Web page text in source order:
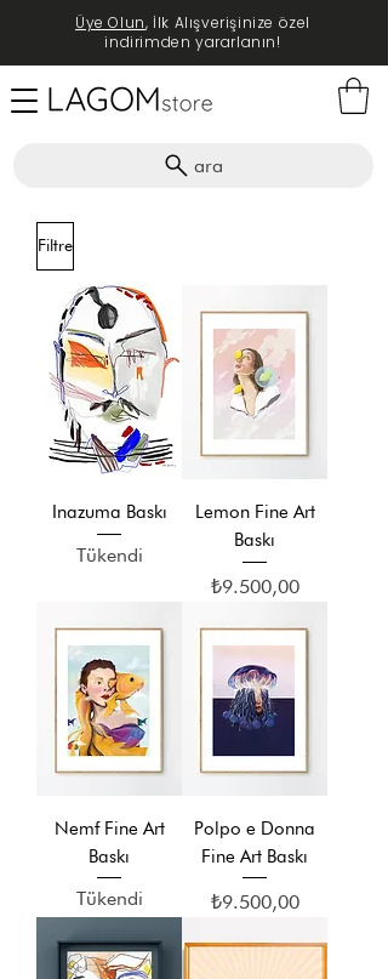
ara
Üye Olun, İlk Alışverişinize özel
indirimden yararlanın!
Filtre
Inazuma Baskı
Tükendi
Lemon Fine Art
Baskı
Fiyat
₺9.500,00
Nemf Fine Art
Baskı
Tükendi
Polpo e Donna
Fine Art Baskı
Fiyat
₺9.500,00